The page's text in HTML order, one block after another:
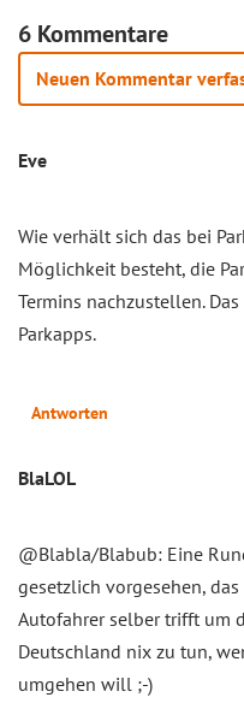
6 Kommentare
Neuen Kommentar
Eve
Wie verhält sich das bei
Möglichkeit besteht, die
Termins nachzustellen.
Parkapps.
Antworten
BlaLOL
@Blabla/Blabub: Eine
gesetzlich vorgesehen,
Autofahrer selber trifft um
Deutschland nix zu tun,
umgehen will ;-)